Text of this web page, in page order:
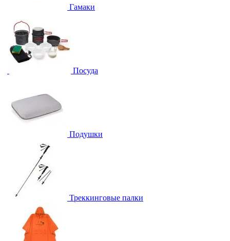
Гамаки
Посуда
Подушки
Треккинговые палки